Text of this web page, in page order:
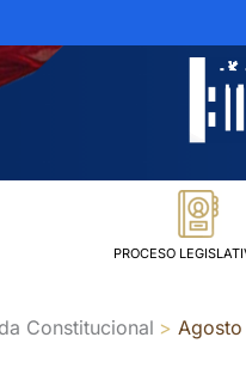
PROCESO
Constitucional